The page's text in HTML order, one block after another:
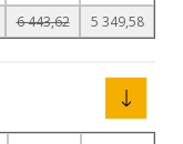
6 443,62 5 349,58